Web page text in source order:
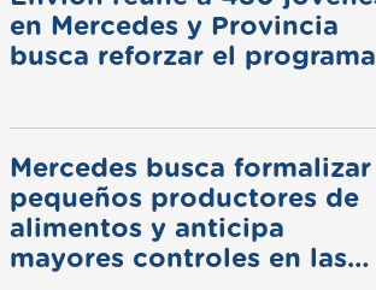
en Mercedes y Provincia
busca reforzar el programa
Mercedes busca formalizar
pequeños productores de
alimentos y anticipa
mayores controles en las